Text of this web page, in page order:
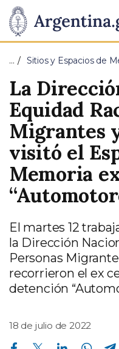
Presidencia
de
la
Nación
Pasar al contenido
… Sitios y Espacios de
La
Equidad
Migrantes
visitó el
Memoria
El martes 12
la Dirección
Personas
recorrieron el ex
detención
18 de julio de 2022
Compartir en Facebook Compartir en Twitter Compartir en Linkedin Compartir en Whatsapp